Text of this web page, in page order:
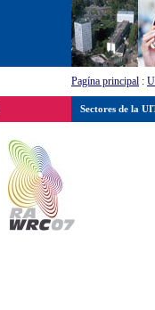
Pagína principal :
Sectores de la